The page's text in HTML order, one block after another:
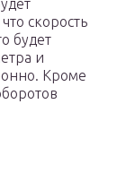
скорость
будет
и
Кроме